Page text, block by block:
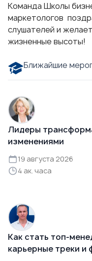
Команда Школы
маркетологов
слушателей и
жизненные высоты!
Ближайшие
Лидеры
изменениями
19 августа 2026
4 ак. часа
Как стать топ-
карьерные треки и